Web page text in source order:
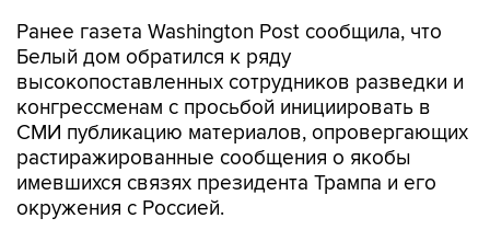
Ранее газета Washington Post сообщила, что
Белый дом обратился к ряду
высокопоставленных сотрудников разведки и
конгрессменам с просьбой инициировать в
СМИ публикацию материалов, опровергающих
растиражированные сообщения о якобы
имевшихся связях президента Трампа и его
окружения с Россией.